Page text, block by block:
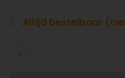
Altijd bestelbaar